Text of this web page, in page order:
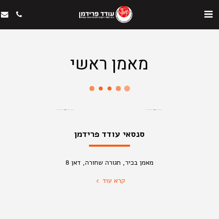
מאמן ראשי
סנסאי עודד פרידמן
מאמן בכיר, חגורה שחורה, דאן 8
קרא עוד